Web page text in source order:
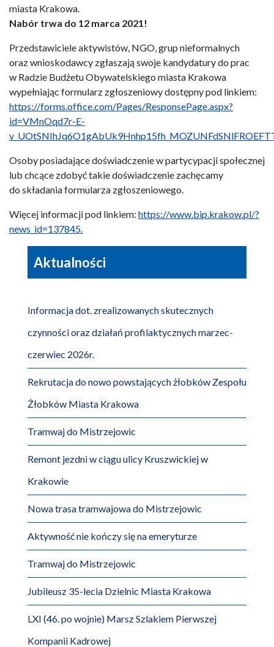
miasta Krakowa.
Nabór trwa do 12 marca 2021!
Przedstawiciele aktywistów, NGO, grup nieformalnych
oraz wnioskodawcy zgłaszają swoje kandydatury do prac
w Radzie Budżetu Obywatelskiego miasta Krakowa
wypełniając formularz zgłoszeniowy dostępny pod linkiem:
https://forms.office.com/Pages/ResponsePage.aspx?
id=VMnOqd7r-E-
Osoby posiadające doświadczenie w partycypacji społecznej
lub chcące zdobyć takie doświadczenie zachęcamy
do składania formularza zgłoszeniowego.
Więcej informacji pod linkiem: https://www.bip.krakow.pl/?
news_id=137845.
Aktualności
Informacja dot. zrealizowanych skutecznych
czynności oraz działań profilaktycznych marzec-
czerwiec 2026r.
Rekrutacja do nowo powstających żłobków Zespołu
Żłobków Miasta Krakowa
Tramwaj do Mistrzejowic
Remont jezdni w ciągu ulicy Kruszwickiej w
Krakowie
Nowa trasa tramwajowa do Mistrzejowic
Aktywność nie kończy się na emeryturze
Tramwaj do Mistrzejowic
Jubileusz 35-lecia Dzielnic Miasta Krakowa
LXI (46. po wojnie) Marsz Szlakiem Pierwszej
Kompanii Kadrowej